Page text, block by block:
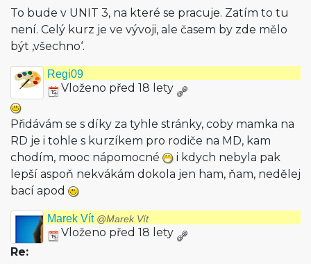
To bude v UNIT 3, na které se pracuje. Zatím to tu
není. Celý kurz je ve vývoji, ale časem by zde mělo
být ‚všechno‘.
Regi09
Vloženo před 18 lety
Přidávám se s díky za tyhle stránky, coby mamka na
RD je i tohle s kurzíkem pro rodiče na MD, kam
chodím, mooc nápomocné
i kdych nebyla pak
lepší aspoň nekvákám dokola jen ham, ňam, nedělej
bací apod
Marek Vít @Marek Vít
Vloženo před 18 lety
Re: